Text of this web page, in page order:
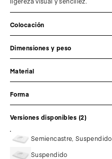
Colocación
Dimensiones y peso
Material
Forma
Versiones disponibles (2)
Semiencastre, Suspendido
Suspendido